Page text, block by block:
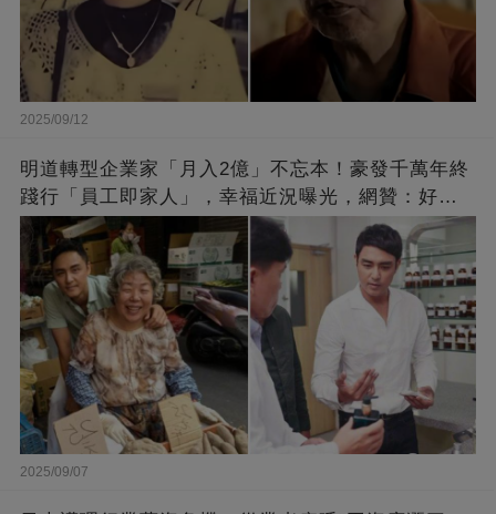
2025/09/12
明道轉型企業家「月入2億」不忘本！豪發千萬年終
踐行「員工即家人」，幸福近況曝光，網贊：好老
闆的福報
2025/09/07